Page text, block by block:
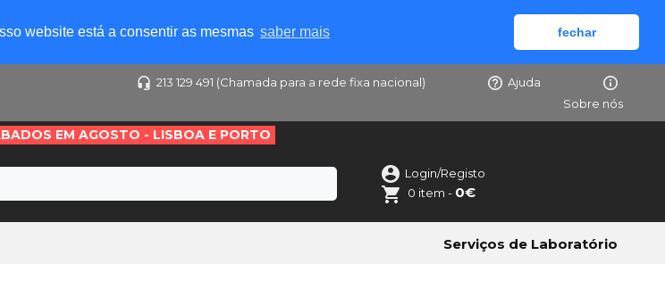
website está a consentir as mesmas saber mais fechar
213 129 491 (Chamada para a rede fixa nacional)
Ajuda
Sobre nós
EM AGOSTO - LISBOA E PORTO
Login/Registo
0 item - 0€
Serviços de Laboratório